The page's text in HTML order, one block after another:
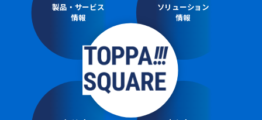
製品・サービス
情報
ソリューション
情報